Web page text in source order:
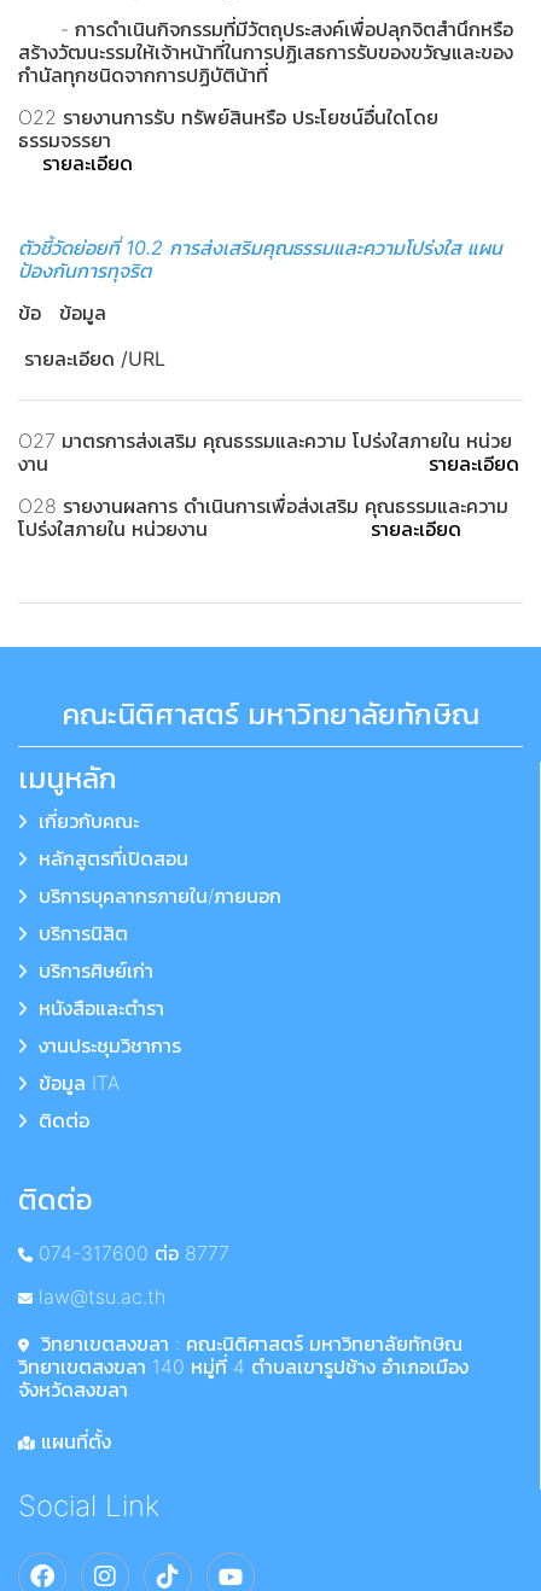
- การดำเนินกิจกรรมที่มีวัตถุประสงค์เพื่อปลุกจิตสำนึกหรือ
สร้างวัฒนะรรมให้เจ้าหน้าที่ในการปฏิเสธการรับของขวัญและของ
กำนัลทุกชนิดจากการปฏิบัติน้าที่
O22 รายงานการรับ ทรัพย์สินหรือ ประโยชน์อื่นใดโดย
ธรรมจรรยา
รายละเอียด
ตัวชี้วัดย่อยที่ 10.2 การส่งเสริมคุณธรรมและความโปร่งใส แผน
ป้องกันการทุจริต
ข้อ ข้อมูล
รายละเอียด /URL
O27 มาตรการส่งเสริม คุณธรรมและความ โปร่งใสภายใน หน่วย
งาน รายละเอียด
O28 รายงานผลการ ดำเนินการเพื่อส่งเสริม คุณธรรมและความ
โปร่งใสภายใน หน่วยงาน รายละเอียด
คณะนิติศาสตร์ มหาวิทยาลัยทักษิณ
เมนูหลัก
เกี่ยวกับคณะ
หลักสูตรที่เปิดสอน
บริการบุคลากรภายใน/ภายนอก
บริการนิสิต
บริการศิษย์เก่า
หนังสือและตำรา
งานประชุมวิชาการ
ข้อมูล ITA
ติดต่อ
ติดต่อ
074-317600 ต่อ 8777
law@tsu.ac.th
วิทยาเขตสงขลา : คณะนิติศาสตร์ มหาวิทยาลัยทักษิณ
วิทยาเขตสงขลา 140 หมู่ที่ 4 ตำบลเขารูปช้าง อำเภอเมือง
จังหวัดสงขลา
แผนที่ตั้ง
Social Link